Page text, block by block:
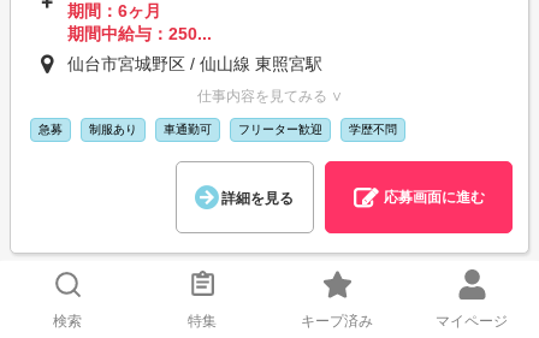
期間：6ヶ月
期間中給与：250...
仙台市宮城野区 / 仙山線 東照宮駅
仕事内容を見てみる ∨
急募 制服あり 車通勤可 フリーター歓迎 学歴不問
詳細を見る 応募画面に進む
全ての検索結果を表示する
検索 特集 キープ済み マイページ